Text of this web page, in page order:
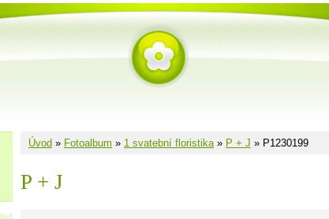
Úvod » Fotoalbum » 1 svatební floristika» P + J » P1230199
P + J